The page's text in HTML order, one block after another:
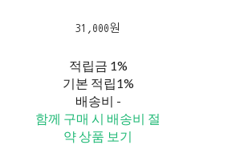
31,000원
적립금 1%
기본 적립1%
배송비 -
함께 구매 시 배송비 절
약 상품 보기